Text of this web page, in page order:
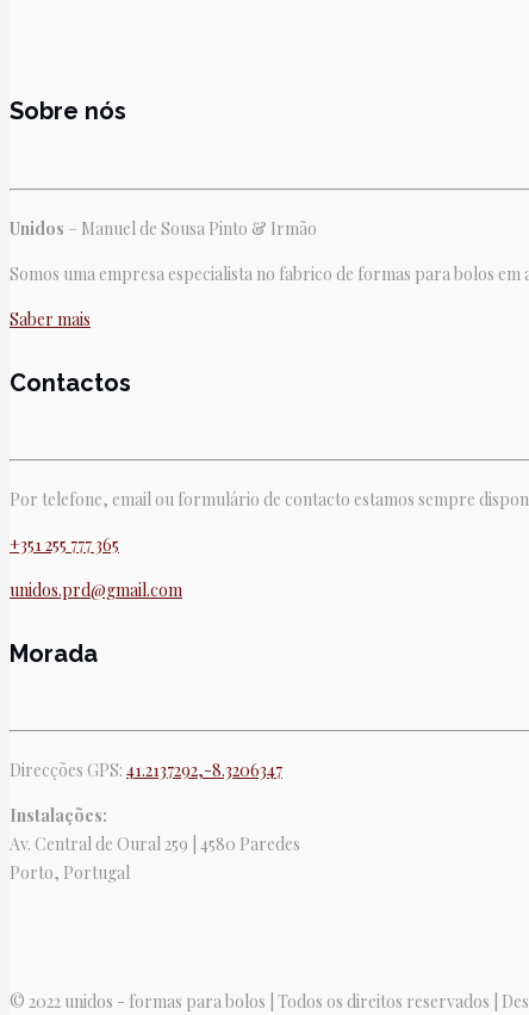
Sobre nós
Unidos – Manuel de Sousa Pinto & Irmão
Somos uma empresa especialista no fabrico de formas para bolos
Saber mais
Contactos
Por telefone, email ou formulário de contacto estamos sempre
+351 255 777 365
unidos.prd@gmail.com
Morada
Direcções GPS: 41.2137292,-8.3206347
Instalações:
Av. Central de Oural 259 | 4580 Paredes
Porto, Portugal
© 2022 unidos - formas para bolos | Todos os direitos reservados |